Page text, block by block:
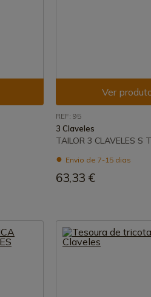
Ver
REF: 95
3 Claveles
TAILOR 3 CLAVELES S
Envio de 7-15 dias
63,33 €